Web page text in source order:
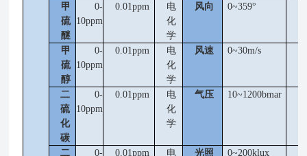
甲
硫
醚
0-
10ppm
0.01ppm
电
化
学
风向 0~359°
甲
硫
醇
0-
10ppm
0.01ppm
电
化
学
风速 0~30m/s
二
硫
化
碳
0-
10ppm
0.01ppm
电
化
学
气压 10~1200bmar
二
0-
0.01ppm
电
光照 0~200klux